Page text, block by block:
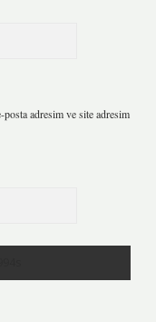
posta adresim ve site adresim